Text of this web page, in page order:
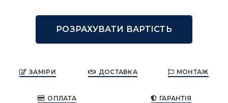
РОЗРАХУВАТИ ВАРТІСТЬ
ЗАМІРИ ДОСТАВКА МОНТАЖ
ОПЛАТА ГАРАНТІЯ